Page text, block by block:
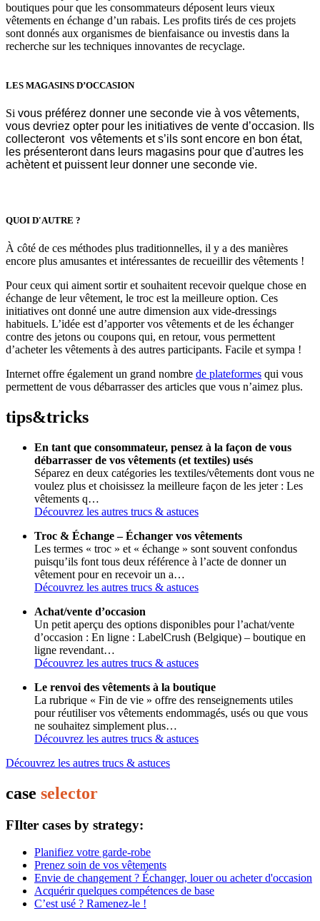
boutiques pour que les consommateurs déposent leurs vieux
vêtements en échange d’un rabais. Les profits tirés de ces projets
sont donnés aux organismes de bienfaisance ou investis dans la
recherche sur les techniques innovantes de recyclage.
LES MAGASINS D’OCCASION
Si vous préférez donner une seconde vie à vos vêtements,
vous devriez opter pour les initiatives de vente d’occasion. Ils
collecteront vos vêtements et s’ils sont encore en bon état,
les présenteront dans leurs magasins pour que d'autres les
achètent et puissent leur donner une seconde vie.
QUOI D'AUTRE ?
À côté de ces méthodes plus traditionnelles, il y a des manières
encore plus amusantes et intéressantes de recueillir des vêtements !
Pour ceux qui aiment sortir et souhaitent recevoir quelque chose en
échange de leur vêtement, le troc est la meilleure option. Ces
initiatives ont donné une autre dimension aux vide-dressings
habituels. L’idée est d’apporter vos vêtements et de les échanger
contre des jetons ou coupons qui, en retour, vous permettent
d’acheter les vêtements à des autres participants. Facile et sympa !
Internet offre également un grand nombre de plateformes qui vous
permettent de vous débarrasser des articles que vous n’aimez plus.
tips&tricks
En tant que consommateur, pensez à la façon de vous
débarrasser de vos vêtements (et textiles) usés
Séparez en deux catégories les textiles/vêtements dont vous ne
voulez plus et choisissez la meilleure façon de les jeter : Les
vêtements q…
Découvrez les autres trucs & astuces
Troc & Échange – Échanger vos vêtements
Les termes « troc » et « échange » sont souvent confondus
puisqu’ils font tous deux référence à l’acte de donner un
vêtement pour en recevoir un a…
Découvrez les autres trucs & astuces
Achat/vente d’occasion
Un petit aperçu des options disponibles pour l’achat/vente
d’occasion : En ligne : LabelCrush (Belgique) – boutique en
ligne revendant…
Découvrez les autres trucs & astuces
Le renvoi des vêtements à la boutique
La rubrique « Fin de vie » offre des renseignements utiles
pour réutiliser vos vêtements endommagés, usés ou que vous
ne souhaitez simplement plus…
Découvrez les autres trucs & astuces
Découvrez les autres trucs & astuces
case selector
FIlter cases by strategy:
Planifiez votre garde-robe
Prenez soin de vos vêtements
Envie de changement ? Échanger, louer ou acheter d'occasion
Acquérir quelques compétences de base
C’est usé ? Ramenez-le !